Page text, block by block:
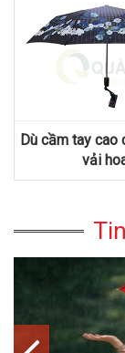
Dù cầm tay cao
vải